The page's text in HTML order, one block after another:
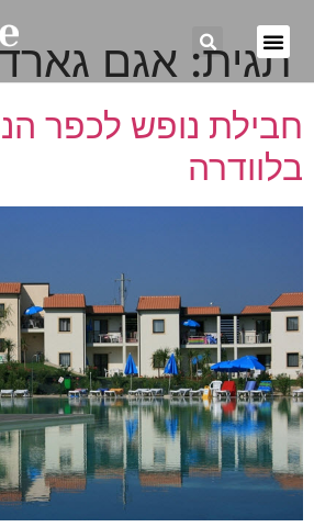
תגית: אגם
חבילת נופש לכפר
בלוודרה